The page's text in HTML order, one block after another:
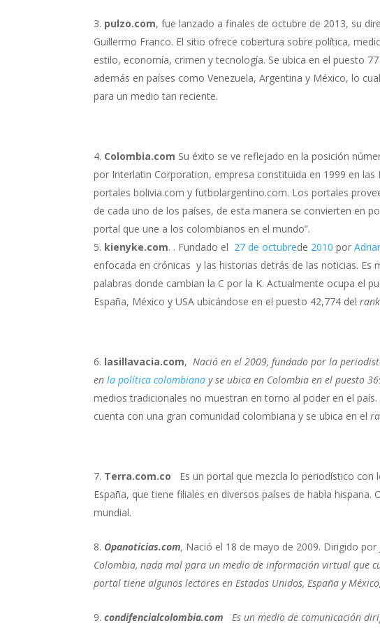
pulzo.com, fue lanzado a finales de octubre de 2013, su
Guillermo Franco. El sitio ofrece cobertura sobre política,
estilo, economía, crimen y tecnología. Se ubica en el puesto
además en países como Venezuela, Argentina y México, lo
para un medio tan reciente.
Colombia.com Su éxito se ve reflejado en la posición
por Interlatin Corporation, empresa constituida en 1999 en
portales bolivia.com y futbolargentino.com. Los portales
de cada uno de los países, de esta manera se convierten en
portal que une a los colombianos en el mundo”.
kienyke.com. . Fundado el 27 de octubrede 2010 por
enfocada en crónicas y las historias detrás de las noticias.
palabras donde cambian la C por la K. Actualmente ocupa el
España, México y USA ubicándose en el puesto 42,774 del
lasillavacia.com, Nació en el 2009, fundado por la
enla política colombiana y se ubica en Colombia en el puesto
medios tradicionales no muestran en torno al poder en el
cuenta con una gran comunidad colombiana y se ubica en el
Terra.com.co Es un portal que mezcla lo periodístico
España, que tiene filiales en diversos países de habla
mundial.
Opanoticias.com, Nació el 18 de mayo de 2009. Dirigido
Colombia, nada mal para un medio de información virtual que
portal tiene algunos lectores en Estados Unidos, España y
condifencialcolombia.com Es un medio de comunicación